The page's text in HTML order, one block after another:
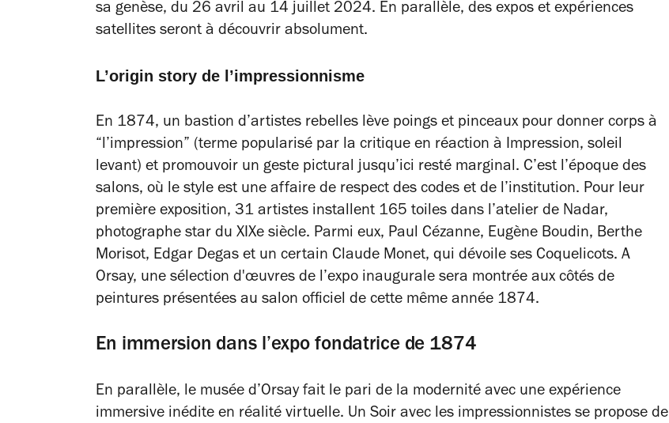
sa genèse, du 26 avril au 14 juillet 2024. En parallèle, des expos et expériences
satellites seront à découvrir absolument.
L’origin story de l’impressionnisme
En 1874, un bastion d’artistes rebelles lève poings et pinceaux pour donner corps à
“l’impression” (terme popularisé par la critique en réaction à Impression, soleil
levant) et promouvoir un geste pictural jusqu’ici resté marginal. C’est l’époque des
salons, où le style est une affaire de respect des codes et de l’institution. Pour leur
première exposition, 31 artistes installent 165 toiles dans l’atelier de Nadar,
photographe star du XIXe siècle. Parmi eux, Paul Cézanne, Eugène Boudin, Berthe
Morisot, Edgar Degas et un certain Claude Monet, qui dévoile ses Coquelicots. A
Orsay, une sélection d'œuvres de l’expo inaugurale sera montrée aux côtés de
peintures présentées au salon officiel de cette même année 1874.
En immersion dans l’expo fondatrice de 1874
En parallèle, le musée d’Orsay fait le pari de la modernité avec une expérience
immersive inédite en réalité virtuelle. Un Soir avec les impressionnistes se propose de